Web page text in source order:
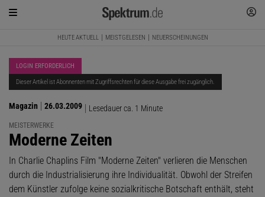
HEUTE AKTUELL MEISTGELESEN NEUERSCHEINUNGEN
LOGIN ERFORDERLICH
Dieser Artikel ist Abonnenten mit Zugriffsrechten für diese Ausgabe frei zugänglich.
Magazin 26.03.2009 Lesedauer ca. 1 Minute
MEISTERWERKE
:
Moderne Zeiten
In Charlie Chaplins Film "Moderne Zeiten" verlieren die Menschen
durch die Industrialisierung ihre Individualität. Obwohl der Streifen
dem Künstler zufolge keine sozialkritische Botschaft enthält, steht